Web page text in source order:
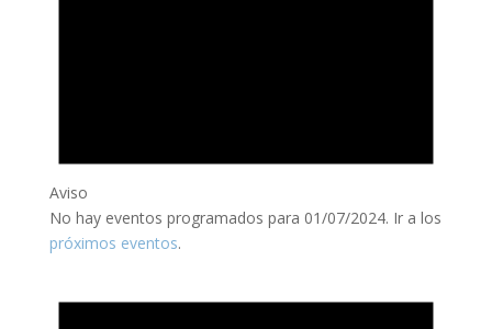
Aviso
No hay eventos programados para 01/07/2024. Ir a los
próximos eventos.